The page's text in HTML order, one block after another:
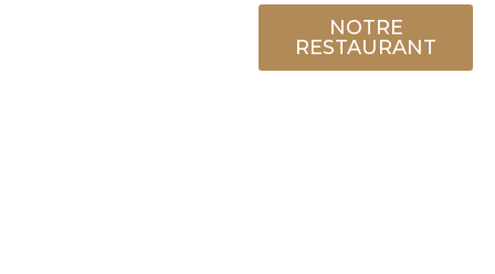
NOTRE
RESTAURANT